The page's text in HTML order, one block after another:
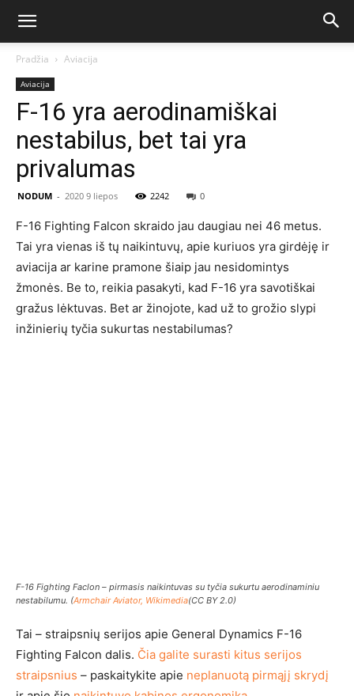
Pradžia Aviacija
Aviacija
F-16 yra aerodinamiškai
nestabilus, bet tai yra
privalumas
NODUM - 2020 9 liepos 2242 0
F-16 Fighting Falcon skraido jau daugiau nei 46 metus.
Tai yra vienas iš tų naikintuvų, apie kuriuos yra girdėję ir
aviacija ar karine pramone šiaip jau nesidomintys
žmonės. Be to, reikia pasakyti, kad F-16 yra savotiškai
gražus lėktuvas. Bet ar žinojote, kad už to grožio slypi
inžinierių tyčia sukurtas nestabilumas?
F-16 Fighting Faclon – pirmasis naikintuvas su tyčia sukurtu aerodinaminiu
nestabilumu. (Armchair Aviator, Wikimedia(CC BY 2.0)
Tai – straipsnių serijos apie General Dynamics F-16
Fighting Falcon dalis. Čia galite surasti kitus serijos
straipsnius – paskaitykite apie neplanuotą pirmąjį skrydį